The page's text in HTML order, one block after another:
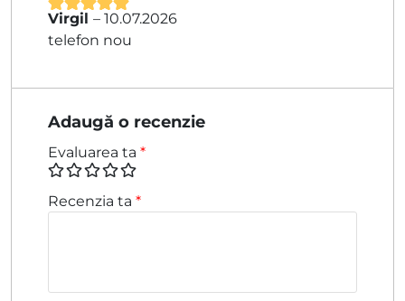
Evaluat la5
din 5
Virgil – 10.07.2026
telefon nou
Adaugă o recenzie
Evaluarea ta *
Recenzia ta *